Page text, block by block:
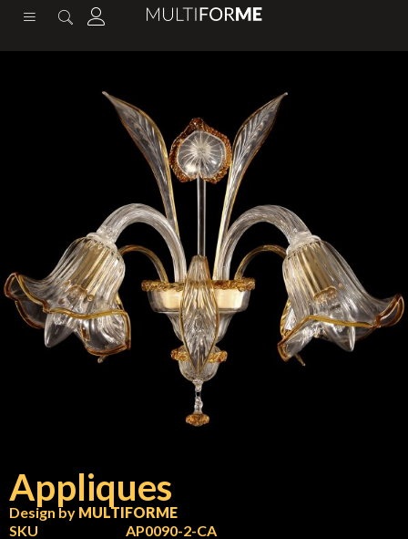
contenuto
IT
Design by MULTIFORME
Appliques
SKU
AP0090-2-CA